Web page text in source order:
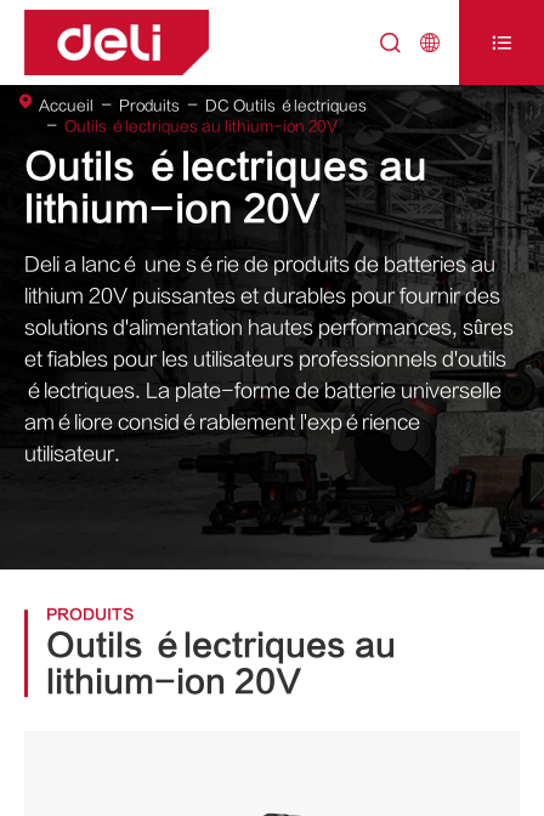
  
Outils électriques au
lithium-ion 20V
Deli a lancé une série de produits de batteries au
lithium 20V puissantes et durables pour fournir des
solutions d'alimentation hautes performances, sûres
et fiables pour les utilisateurs professionnels d'outils
électriques. La plate-forme de batterie universelle
améliore considérablement l'expérience
utilisateur.
Accueil Produits
DC Outils électriques
Outils électriques au lithium-ion 20V
PRODUITS
Outils électriques au
lithium-ion 20V